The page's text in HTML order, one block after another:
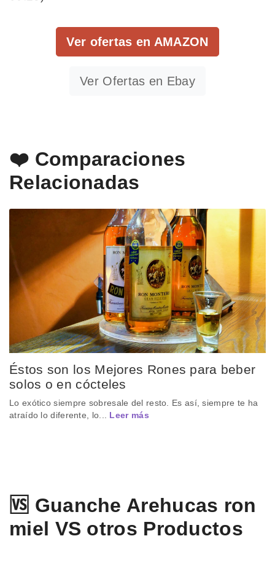
Ver ofertas en AMAZON
Ver Ofertas en Ebay
❤️ Comparaciones
Relacionadas
Éstos son los Mejores Rones para beber
solos o en cócteles
Lo exótico siempre sobresale del resto. Es así, siempre te ha
atraído lo diferente, lo... Leer más
🆚 Guanche Arehucas ron
miel VS otros Productos